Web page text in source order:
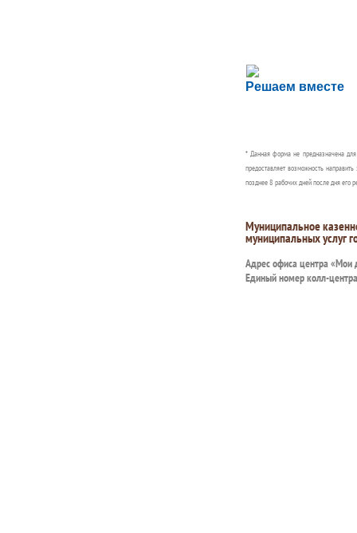
Решаем вместе
Сложности с
Сообщите об этом
* Данная форма не предназначена
предоставляет возможность
позднее 8 рабочих дней после дня его
Муниципальное
муниципальных услуг
Адрес офиса центра «Мои
Единый номер колл-